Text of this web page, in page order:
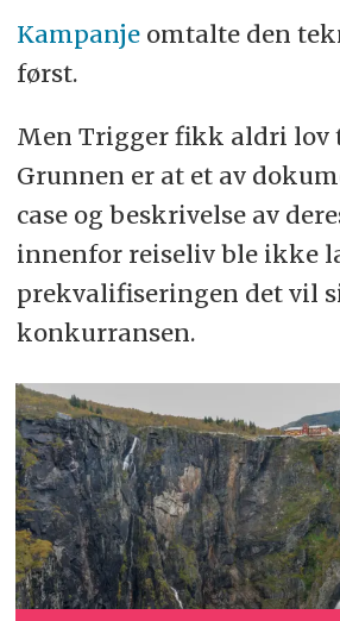
Kampanje omtalte den
først.
Men Trigger fikk aldri lov
Grunnen er at et av
case og beskrivelse av
innenfor reiseliv ble ikke
prekvalifiseringen det vil
konkurransen.